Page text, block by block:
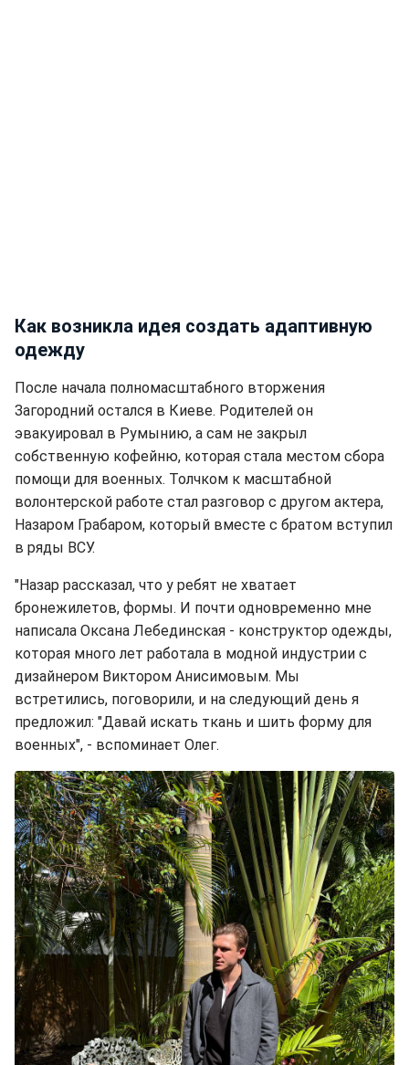
Как возникла идея создать адаптивную
одежду
После начала полномасштабного вторжения
Загородний остался в Киеве. Родителей он
эвакуировал в Румынию, а сам не закрыл
собственную кофейню, которая стала местом сбора
помощи для военных. Толчком к масштабной
волонтерской работе стал разговор с другом актера,
Назаром Грабаром, который вместе с братом вступил
в ряды ВСУ.
"Назар рассказал, что у ребят не хватает
бронежилетов, формы. И почти одновременно мне
написала Оксана Лебединская - конструктор одежды,
которая много лет работала в модной индустрии с
дизайнером Виктором Анисимовым. Мы
встретились, поговорили, и на следующий день я
предложил: "Давай искать ткань и шить форму для
военных", - вспоминает Олег.